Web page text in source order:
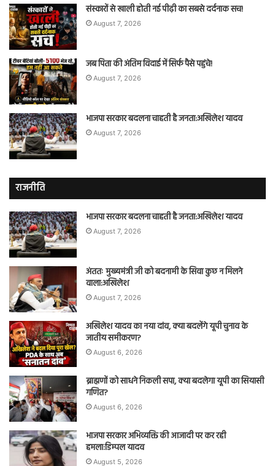
संस्कारों से खाली होती नई पीढ़ी का सबसे दर्दनाक सच!
August 7, 2026
जब पिता की अंतिम विदाई में सिर्फ पैसे पहुंचे!
August 7, 2026
भाजपा सरकार बदलना चाहती है जनता:अखिलेश यादव
August 7, 2026
राजनीति
भाजपा सरकार बदलना चाहती है जनता:अखिलेश यादव
August 7, 2026
अंततः मुख्यमंत्री जी को बदनामी के सिवा कुछ न मिलने
वाला:अखिलेश
August 7, 2026
अखिलेश यादव का नया दांव, क्या बदलेंगे यूपी चुनाव के
जातीय समीकरण?
August 6, 2026
ब्राह्मणों को साधने निकली सपा, क्या बदलेगा यूपी का सियासी
गणित?
August 6, 2026
भाजपा सरकार अभिव्यक्ति की आजादी पर कर रही
हमला:डिम्पल यादव
August 5, 2026